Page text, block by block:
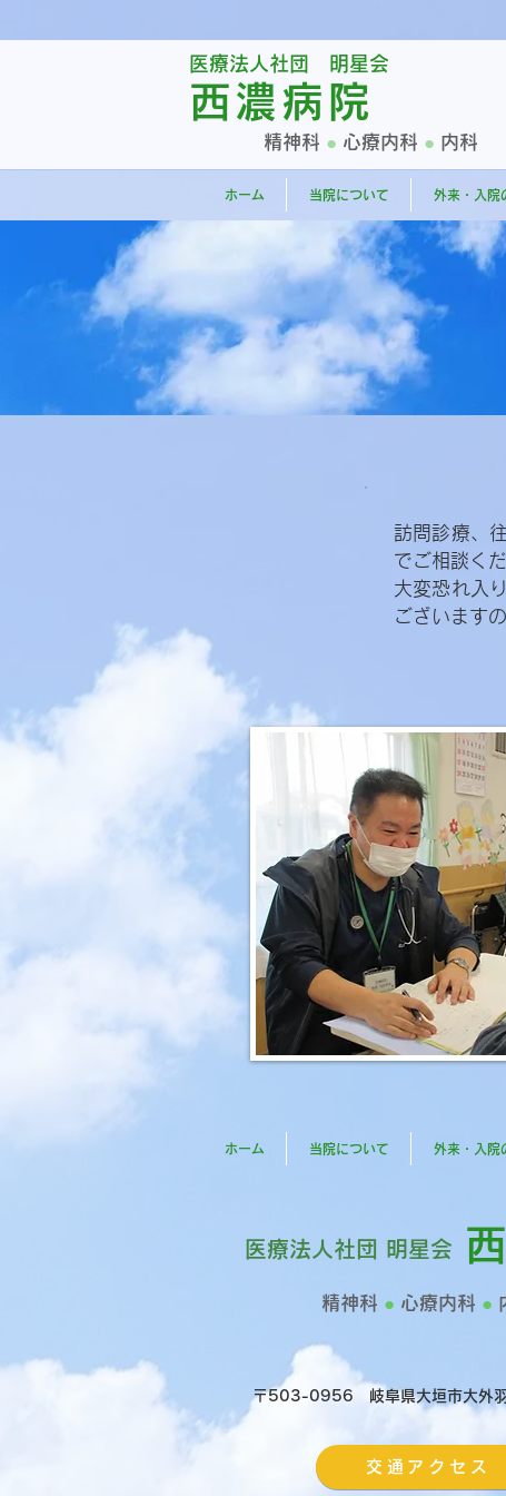
医療法人社団 明星会
西濃病院
精神科 ● 心療内科 ● 内科
ホーム 当院について 外来・入院
訪問診療、
でご相談くだ
大変恐れ入
ございます
ホーム 当院について 外来・入院
医療法人社団 明星会
精神科 ● 心療内科 ●
〒503-0956 岐阜県大垣市大外
交通アクセス